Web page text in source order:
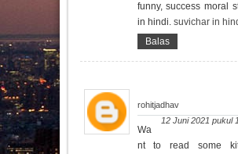
funny, success moral
in hindi. suvichar in
Balas
rohitjadhav
12 Juni 2021 pukul
Wa
nt to read some